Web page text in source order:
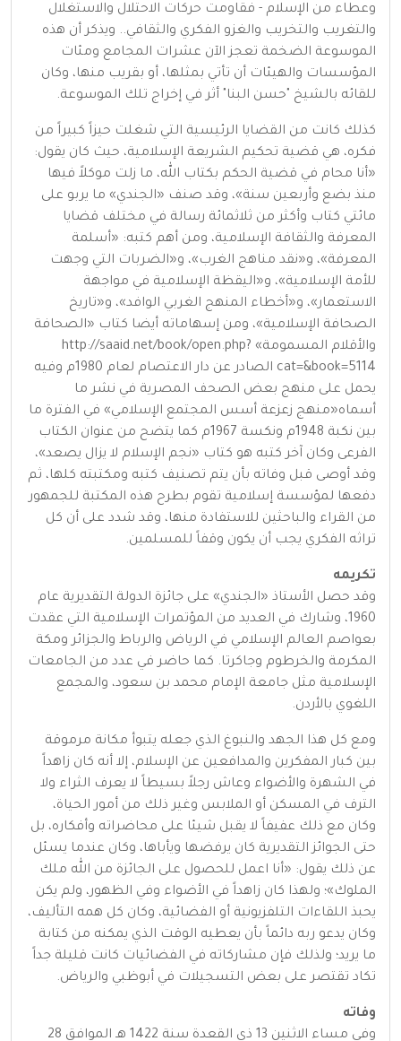
وعطاء من الإسلام - فقاومت حركات الاحتلال والاستغلال
والتغريب والتخريب والغزو الفكري والثقافي.. ويذكر أن هذه
الموسوعة الضخمة تعجز الآن عشرات المجامع ومئات
المؤسسات والهيئات أن تأتي بمثلها، أو بقريب منها، وكان
للقائه بالشيخ "حسن البنا" أثر في إخراج تلك الموسوعة.
كذلك كانت من القضايا الرئيسية التي شغلت حيزاً كبيراً من
فكره، هي قضية تحكيم الشريعة الإسلامية، حيث كان يقول:
«أنا محام في قضية الحكم بكتاب الله، ما زلت موكلاً فيها
منذ بضع وأربعين سنة»، وقد صنف «الجندي» ما يربو على
مائتي كتاب وأكثر من ثلاثمائة رسالة في مختلف قضايا
المعرفة والثقافة الإسلامية، ومن أهم كتبه: «أسلمة
المعرفة»، و«نقد مناهج الغرب»، و«الضربات التي وجهت
للأمة الإسلامية»، و«اليقظة الإسلامية في مواجهة
الاستعمار»، و«أخطاء المنهج الغربي الوافد»، و«تاريخ
الصحافة الإسلامية»، ومن إسهاماته أيضا كتاب «الصحافة
والأقلام المسمومة» http://saaid.net/book/open.php?
cat=&book=5114 الصادر عن دار الاعتصام لعام 1980م وفيه
يحمل على منهج بعض الصحف المصرية في نشر ما
أسماه«منهج زعزعة أسس المجتمع الإسلامي» في الفترة ما
بين نكبة 1948م ونكسة 1967م كما يتضح من عنوان الكتاب
الفرعى وكان آخر كتبه هو كتاب «نجم الإسلام لا يزال يصعد»،
وقد أوصى قبل وفاته بأن يتم تصنيف كتبه ومكتبته كلها، ثم
دفعها لمؤسسة إسلامية تقوم بطرح هذه المكتبة للجمهور
من القراء والباحثين للاستفادة منها، وقد شدد على أن كل
تراثه الفكري يجب أن يكون وقفاً للمسلمين.
تكريمه
وقد حصل الأستاذ «الجندي» على جائزة الدولة التقديرية عام
1960، وشارك في العديد من المؤتمرات الإسلامية التي عقدت
بعواصم العالم الإسلامي في الرياض والرباط والجزائر ومكة
المكرمة والخرطوم وجاكرتا. كما حاضر في عدد من الجامعات
الإسلامية مثل جامعة الإمام محمد بن سعود، والمجمع
اللغوي بالأردن.
ومع كل هذا الجهد والنبوغ الذي جعله يتبوأ مكانة مرموقة
بين كبار المفكرين والمدافعين عن الإسلام، إلا أنه كان زاهداً
في الشهرة والأضواء وعاش رجلاً بسيطاً لا يعرف الثراء ولا
الترف في المسكن أو الملابس وغير ذلك من أمور الحياة،
وكان مع ذلك عفيفاً لا يقبل شيئا على محاضراته وأفكاره، بل
حتى الجوائز التقديرية كان يرفضها ويأباها، وكان عندما يسئل
عن ذلك يقول: «أنا اعمل للحصول على الجائزة من الله ملك
الملوك»؛ ولهذا كان زاهداً في الأضواء وفي الظهور، ولم يكن
يحبذ اللقاءات التلفزيونية أو الفضائية، وكان كل همه التأليف،
وكان يدعو ربه دائماً بأن يعطيه الوقت الذي يمكنه من كتابة
ما يريد؛ ولذلك فإن مشاركاته في الفضائيات كانت قليلة جداً
تكاد تقتصر على بعض التسجيلات في أبوظبي والرياض.
وفاته
وفي مساء الاثنين 13 ذي القعدة سنة 1422 هـ الموافق 28